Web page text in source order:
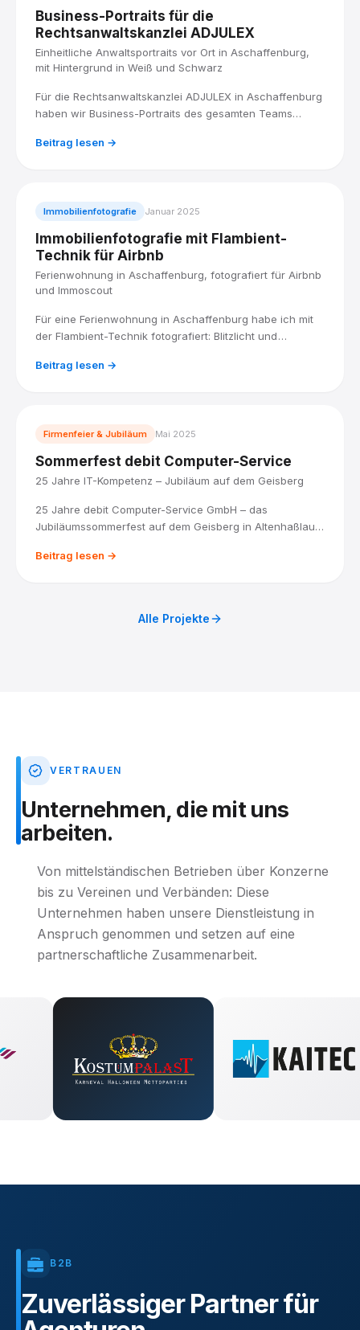
Business-Portraits für die
Rechtsanwaltskanzlei ADJULEX
Einheitliche Anwaltsportraits vor Ort in Aschaffenburg,
mit Hintergrund in Weiß und Schwarz
Für die Rechtsanwaltskanzlei ADJULEX in Aschaffenburg
haben wir Business-Portraits des gesamten Teams
fotografiert, mit einem einheitlichen Look in Weiß und
Beitrag lesen →
Immobilienfotografie Januar 2025
Immobilienfotografie mit Flambient-
Technik für Airbnb
Ferienwohnung in Aschaffenburg, fotografiert für Airbnb
und Immoscout
Für eine Ferienwohnung in Aschaffenburg habe ich mit
der Flambient-Technik fotografiert: Blitzlicht und
natürlich wirken. Fertig geliefert in den Formaten, die
Beitrag lesen →
Firmenfeier & Jubiläum Mai 2025
Sommerfest debit Computer-Service
25 Jahre IT-Kompetenz – Jubiläum auf dem Geisberg
25 Jahre debit Computer-Service GmbH – das
Jubiläumssommerfest auf dem Geisberg in Altenhaßlau.
als Eventfotograf dabei.
Beitrag lesen →
Alle Projekte
VERTRAUEN
Unternehmen, die mit uns
arbeiten.
Von mittelständischen Betrieben über Konzerne
bis zu Vereinen und Verbänden: Diese
Unternehmen haben unsere Dienstleistung in
Anspruch genommen und setzen auf eine
partnerschaftliche Zusammenarbeit.
B2B
Zuverlässiger Partnerfür